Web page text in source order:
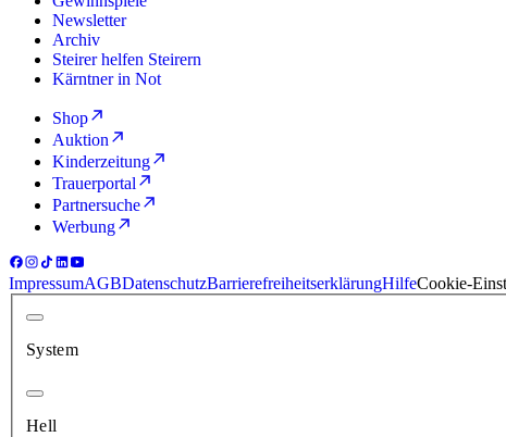
Newsletter
Archiv
Steirer helfen Steirern
Kärntner in Not
Shop
Auktion
Kinderzeitung
Trauerportal
Partnersuche
Werbung
ImpressumAGBDatenschutzBarrierefreiheitserklärungHilfeCookie-
System
Hell